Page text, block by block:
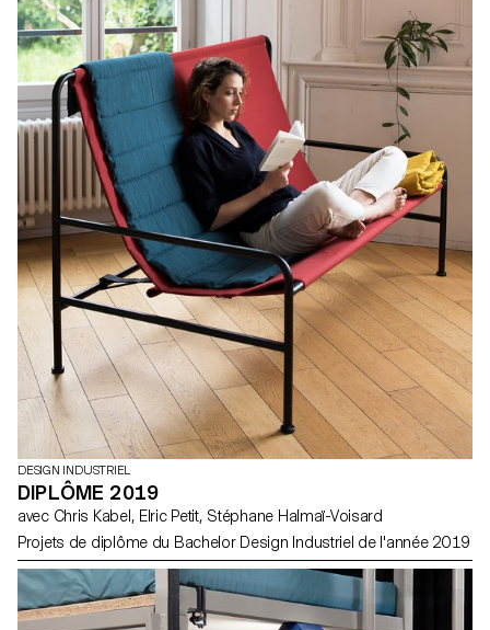
DESIGN INDUSTRIEL
DIPLÔME 2019
avec Chris Kabel, Elric Petit, Stéphane Halmaï-Voisard
Projets de diplôme du Bachelor Design Industriel de l'année 2019